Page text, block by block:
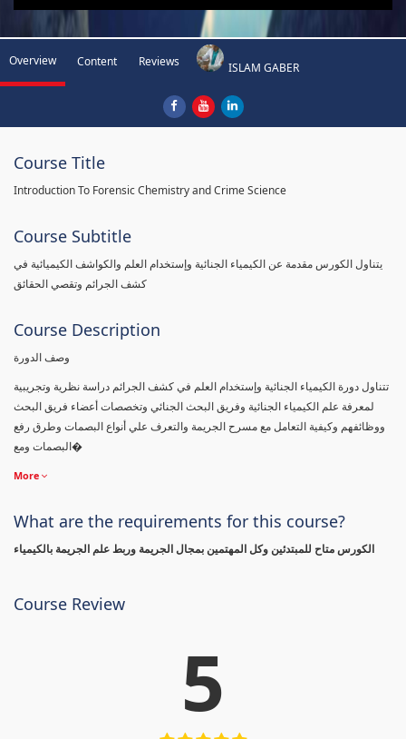
Overview Content Reviews ISLAM GABER
Course Title
Introduction To Forensic Chemistry and Crime Science
Course Subtitle
يتناول الكورس مقدمة عن الكيمياء الجنائية وإستخدام العلم والكواشف الكيميائية في
كشف الجرائم وتقصي الحقائق
Course Description
وصف الدورة
تتناول دورة الكيمياء الجنائية وإستخدام العلم في كشف الجرائم دراسة نظرية وتجريبية
لمعرفة علم الكيمياء الجنائية وفريق البحث الجنائي وتخصصات أعضاء فريق البحث
ووظائفهم وكيفية التعامل مع مسرح الجريمة والتعرف علي أنواع البصمات وطرق رفع
البصمات ومع�
More
What are the requirements for this course?
الكورس متاح للمبتدئين وكل المهتمين بمجال الجريمة وربط علم الجريمة بالكيمياء
Course Review
5